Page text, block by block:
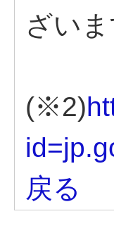
ざいま
(※2)
戻る